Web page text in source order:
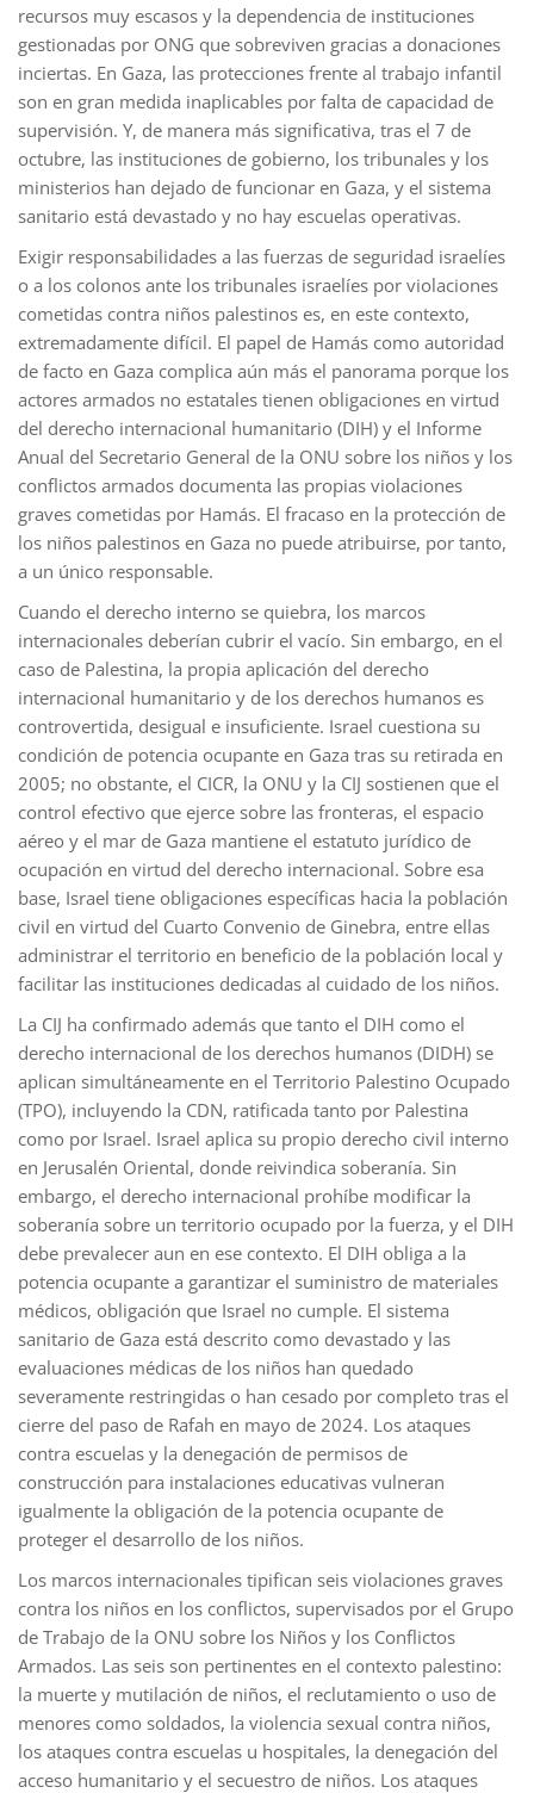
recursos muy escasos y la dependencia de instituciones
gestionadas por ONG que sobreviven gracias a donaciones
inciertas. En Gaza, las protecciones frente al trabajo infantil
son en gran medida inaplicables por falta de capacidad de
supervisión. Y, de manera más significativa, tras el 7 de
octubre, las instituciones de gobierno, los tribunales y los
ministerios han dejado de funcionar en Gaza, y el sistema
sanitario está devastado y no hay escuelas operativas.
Exigir responsabilidades a las fuerzas de seguridad israelíes
o a los colonos ante los tribunales israelíes por violaciones
cometidas contra niños palestinos es, en este contexto,
extremadamente difícil. El papel de Hamás como autoridad
de facto en Gaza complica aún más el panorama porque los
actores armados no estatales tienen obligaciones en virtud
del derecho internacional humanitario (DIH) y el Informe
Anual del Secretario General de la ONU sobre los niños y los
conflictos armados documenta las propias violaciones
graves cometidas por Hamás. El fracaso en la protección de
los niños palestinos en Gaza no puede atribuirse, por tanto,
a un único responsable.
Cuando el derecho interno se quiebra, los marcos
internacionales deberían cubrir el vacío. Sin embargo, en el
caso de Palestina, la propia aplicación del derecho
internacional humanitario y de los derechos humanos es
controvertida, desigual e insuficiente. Israel cuestiona su
condición de potencia ocupante en Gaza tras su retirada en
2005; no obstante, el CICR, la ONU y la CIJ sostienen que el
control efectivo que ejerce sobre las fronteras, el espacio
aéreo y el mar de Gaza mantiene el estatuto jurídico de
ocupación en virtud del derecho internacional. Sobre esa
base, Israel tiene obligaciones específicas hacia la población
civil en virtud del Cuarto Convenio de Ginebra, entre ellas
administrar el territorio en beneficio de la población local y
facilitar las instituciones dedicadas al cuidado de los niños.
La CIJ ha confirmado además que tanto el DIH como el
derecho internacional de los derechos humanos (DIDH) se
aplican simultáneamente en el Territorio Palestino Ocupado
(TPO), incluyendo la CDN, ratificada tanto por Palestina
como por Israel. Israel aplica su propio derecho civil interno
en Jerusalén Oriental, donde reivindica soberanía. Sin
embargo, el derecho internacional prohíbe modificar la
soberanía sobre un territorio ocupado por la fuerza, y el DIH
debe prevalecer aun en ese contexto. El DIH obliga a la
potencia ocupante a garantizar el suministro de materiales
médicos, obligación que Israel no cumple. El sistema
sanitario de Gaza está descrito como devastado y las
evaluaciones médicas de los niños han quedado
severamente restringidas o han cesado por completo tras el
cierre del paso de Rafah en mayo de 2024. Los ataques
contra escuelas y la denegación de permisos de
construcción para instalaciones educativas vulneran
igualmente la obligación de la potencia ocupante de
proteger el desarrollo de los niños.
Los marcos internacionales tipifican seis violaciones graves
contra los niños en los conflictos, supervisados por el Grupo
de Trabajo de la ONU sobre los Niños y los Conflictos
Armados. Las seis son pertinentes en el contexto palestino:
la muerte y mutilación de niños, el reclutamiento o uso de
menores como soldados, la violencia sexual contra niños,
los ataques contra escuelas u hospitales, la denegación del
acceso humanitario y el secuestro de niños. Los ataques